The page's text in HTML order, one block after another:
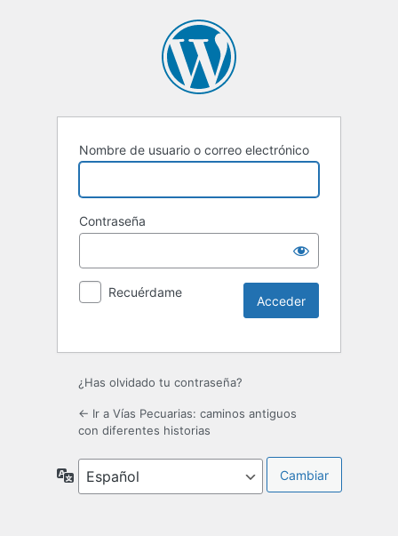
Nombre de usuario o correo electrónico
Contraseña
Recuérdame
¿Has olvidado tu contraseña?
← Ir a Vías Pecuarias: caminos antiguos
con diferentes historias
Idioma